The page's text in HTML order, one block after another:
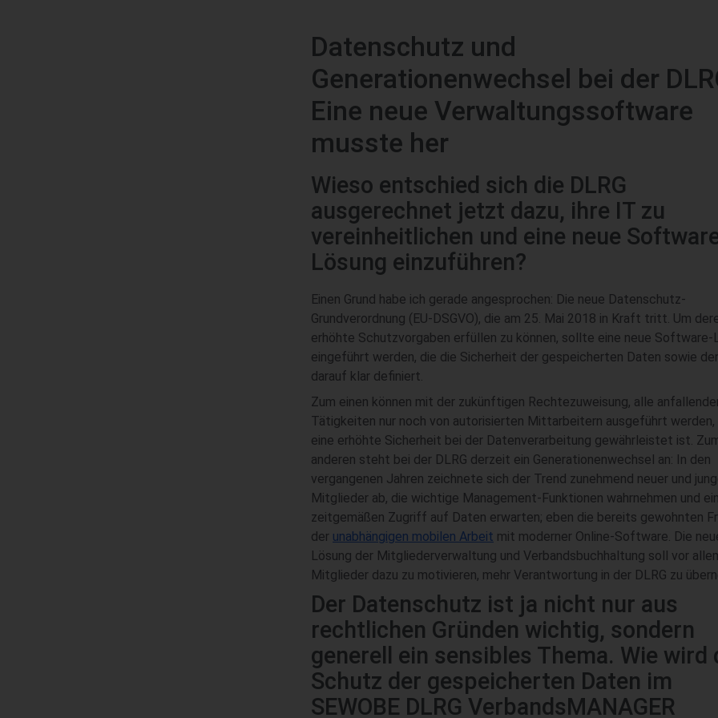
Datenschutz und
Generationenwechsel bei der
Eine neue Verwaltungssoftware
musste her
Wieso entschied sich die DLRG
ausgerechnet jetzt dazu, ihre IT zu
vereinheitlichen und eine neue
Lösung einzuführen?
Einen Grund habe ich gerade angesprochen: Die neue Datenschutz-
Grundverordnung (EU-DSGVO), die am 25. Mai 2018 in Kraft tritt. Um
erhöhte Schutzvorgaben erfüllen zu können, sollte eine neue Software-
eingeführt werden, die die Sicherheit der gespeicherten Daten sowie
darauf klar definiert.
Zum einen können mit der zukünftigen Rechtezuweisung, alle
Tätigkeiten nur noch von autorisierten Mittarbeitern ausgeführt
eine erhöhte Sicherheit bei der Datenverarbeitung gewährleistet ist.
anderen steht bei der DLRG derzeit ein Generationenwechsel an: In den
vergangenen Jahren zeichnete sich der Trend zunehmend neuer und
Mitglieder ab, die wichtige Management-Funktionen wahrnehmen und
zeitgemäßen Zugriff auf Daten erwarten; eben die bereits gewohnten
der unabhängigen mobilen Arbeit mit moderner Online-Software. Die
Lösung der Mitgliederverwaltung und Verbandsbuchhaltung soll vor
Mitglieder dazu zu motivieren, mehr Verantwortung in der DLRG zu
Der Datenschutz ist ja nicht nur aus
rechtlichen Gründen wichtig, sondern
generell ein sensibles Thema. Wie wird
Schutz der gespeicherten Daten im
SEWOBE DLRG VerbandsMANAGER